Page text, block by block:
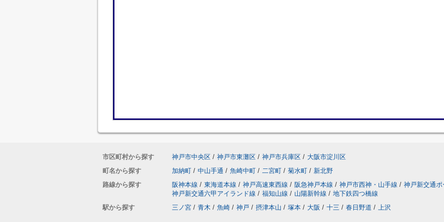
市区町村から探す 神戸市中央区 / 神戸市東灘区 / 神戸市兵庫区 / 大阪市淀川区
町名から探す
加納町 / 中山手通 / 魚崎中町 / 二宮町 / 菊水町 / 新北野
路線から探す
阪神本線 / 東海道本線 / 神戸高速東西線 / 阪急神戸本線 / 神戸市西神・山手線 / 神戸新交通
神戸新交通六甲アイランド線 / 福知山線 / 山陽新幹線 / 地下鉄四つ橋線
駅から探す
三ノ宮 / 青木 / 魚崎 / 神戸 / 摂津本山 / 塚本 / 大阪 / 十三 / 春日野道 / 上沢